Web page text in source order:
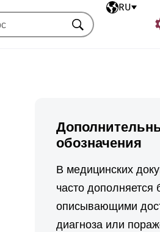
RU
Искать
обозначения
В медицинских
часто дополняется
описывающими
диагноза или